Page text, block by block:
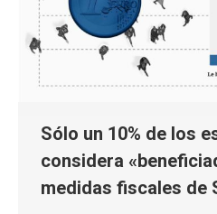
Sólo un 10% de los
considera
medidas fiscales de